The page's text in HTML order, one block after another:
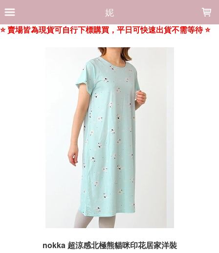
妮
nokka 超涼感北極熊貓咪印花居家洋裝